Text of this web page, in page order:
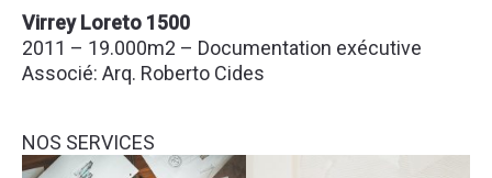
Virrey Loreto 1500
2011 – 19.000m2 – Documentation exécutive
Associé: Arq. Roberto Cides
NOS SERVICES